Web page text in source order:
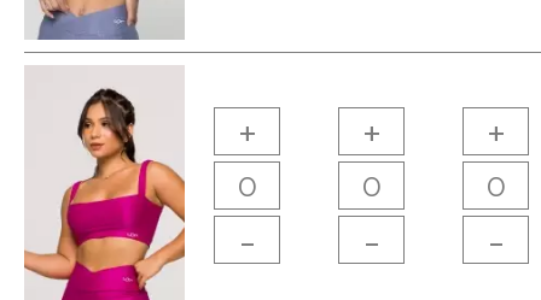
+
-
+
-
+
-